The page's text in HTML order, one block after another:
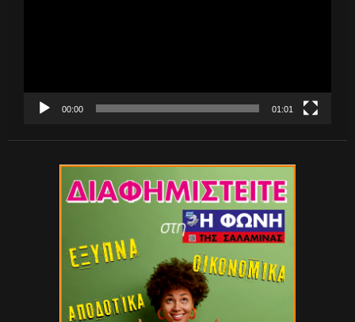
00:00 01:01